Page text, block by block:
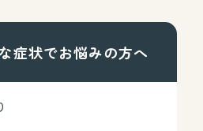
症状でお悩みの方へ